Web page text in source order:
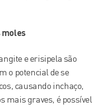
moles
e erisipela são
o potencial de se
causando inchaço,
mais graves, é possível